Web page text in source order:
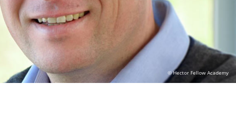
© Hector Fellow Academy